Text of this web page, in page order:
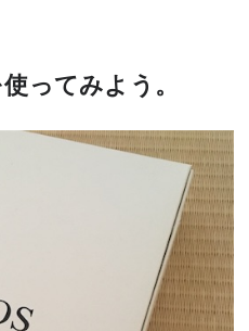
ってみよう。